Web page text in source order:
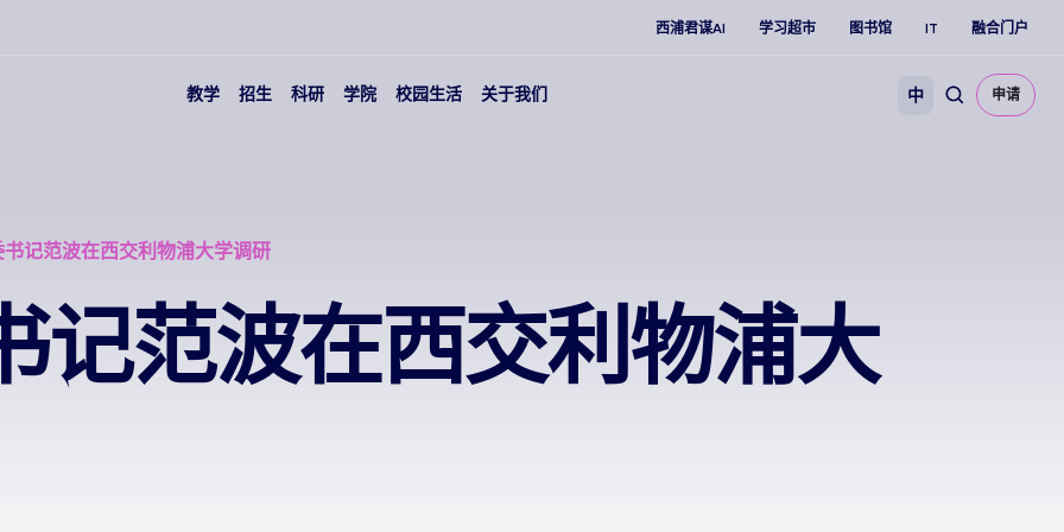
西浦君谋AI 学习超市 图书馆 IT 融合门户
教学 招生 科研 学院 校园生活 关于我们 中 申请
记范波在西交利物浦大学调研
记范波在西交利物浦大